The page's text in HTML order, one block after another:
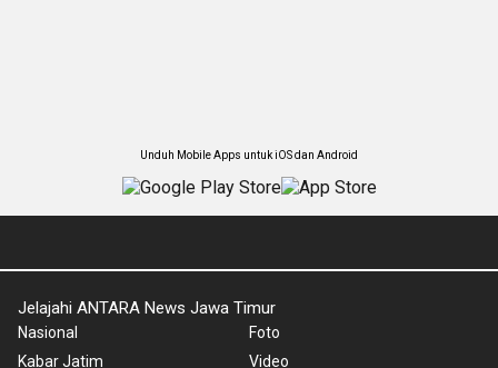
Unduh Mobile Apps untuk iOS dan Android
Jelajahi ANTARA News Jawa Timur
Nasional
Kabar Jatim
Foto
Video